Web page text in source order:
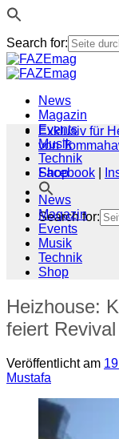
Search for:
Zum
Inhalt
News
Magazin
Events
Musik
Technik
Shop
Search for:
Exklusiv für
von
Facebook
News
Magazin
Events
Musik
Technik
Shop
Heizhouse:
feiert
Veröffentlicht am
Mustafa